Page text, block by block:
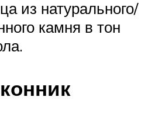
из натурального/
камня в тон